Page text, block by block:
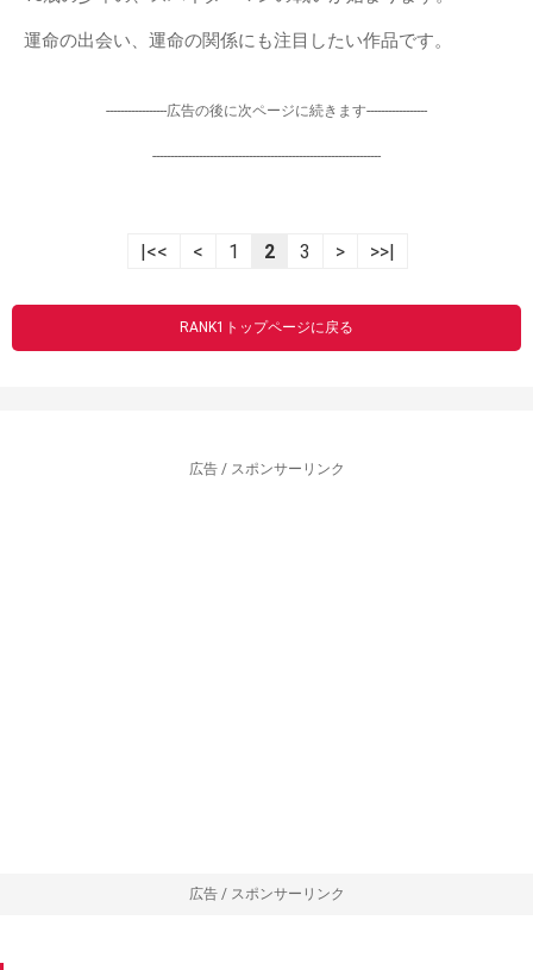
運命の出会い、運命の関係にも注目したい作品です。
-----------------広告の後に次ページに続きます-----------------
----------------------------------------------------------------
|<< < 1 2 3 > >>|
RANK1トップページに戻る
広告 / スポンサーリンク
広告 / スポンサーリンク